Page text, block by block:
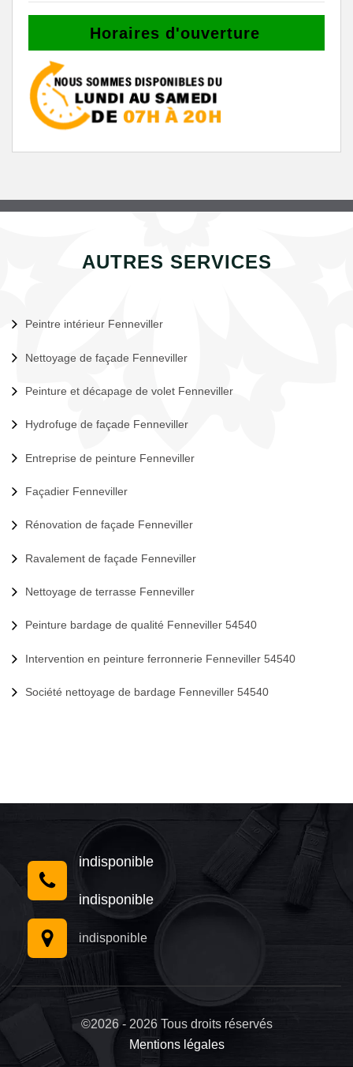
Horaires d'ouverture
AUTRES SERVICES
Peintre intérieur Fenneviller
Nettoyage de façade Fenneviller
Peinture et décapage de volet Fenneviller
Hydrofuge de façade Fenneviller
Entreprise de peinture Fenneviller
Façadier Fenneviller
Rénovation de façade Fenneviller
Ravalement de façade Fenneviller
Nettoyage de terrasse Fenneviller
Peinture bardage de qualité Fenneviller 54540
Intervention en peinture ferronnerie Fenneviller 54540
Société nettoyage de bardage Fenneviller 54540
indisponible
indisponible
indisponible
©2026 - 2026 Tous droits réservés
Mentions légales